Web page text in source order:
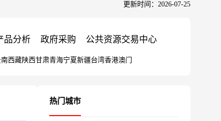
更新时间：2026-07-25
品分析 政府采购 公共资源交易中心
西藏陕西甘肃青海宁夏新疆台湾香港澳门
热门城市